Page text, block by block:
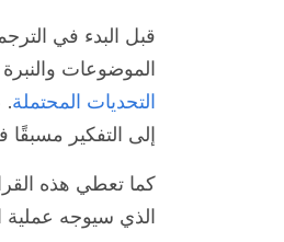
قبل البدء في
الموضوعات
التحديات المحتملة.
إلى التفكير مسبقًا
كما تعطي هذه
الذي سيوجه عملية